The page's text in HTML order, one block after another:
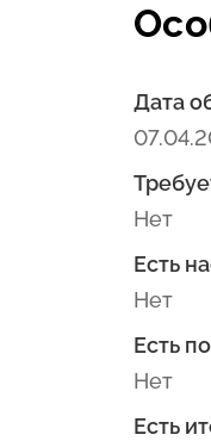
Дата
Нет
Есть
Нет
Есть
Нет
Есть